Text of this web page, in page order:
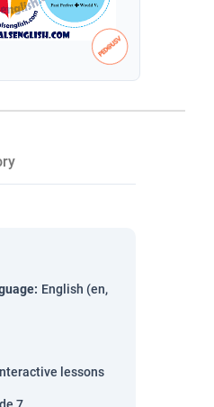
: English (en,
lessons